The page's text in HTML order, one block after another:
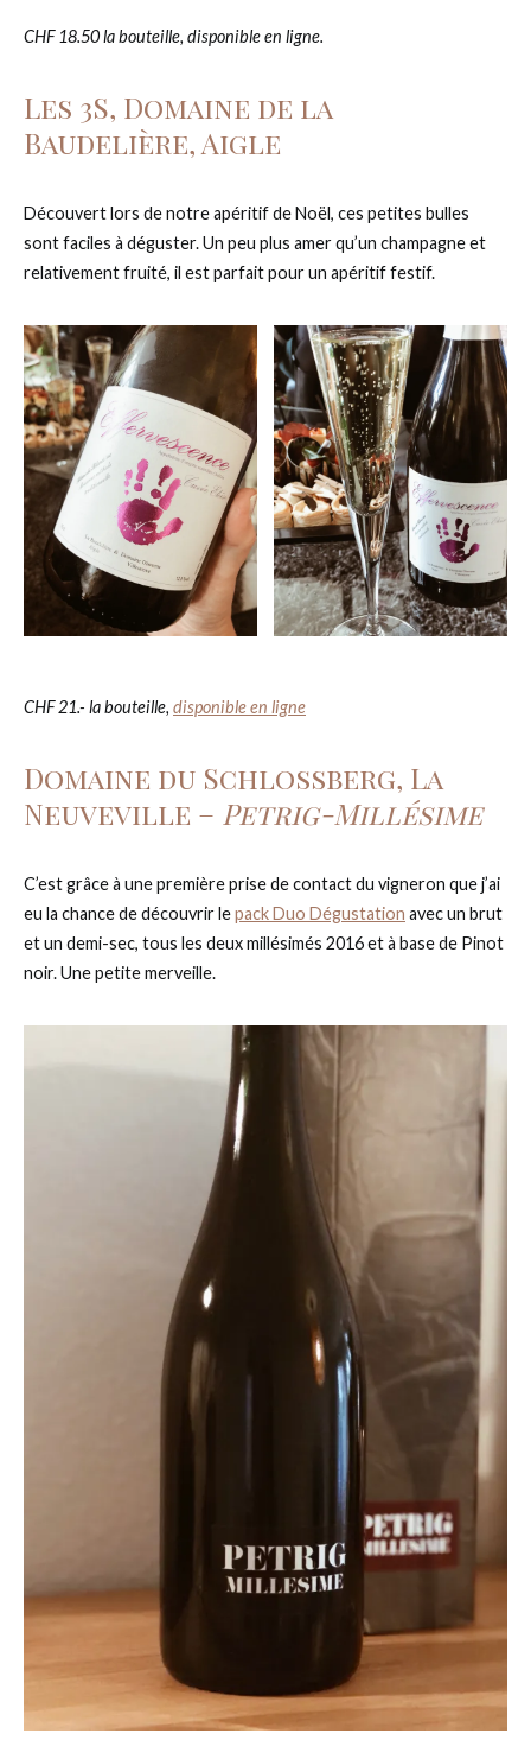
CHF 18.50 la bouteille, disponible en ligne.
Les 3S, Domaine de la
Baudelière, Aigle
Découvert lors de notre apéritif de Noël, ces petites bulles
sont faciles à déguster. Un peu plus amer qu’un champagne et
relativement fruité, il est parfait pour un apéritif festif.
CHF 21.- la bouteille, disponible en ligne
Domaine du Schlossberg, La
Neuveville – Petrig-Millésime
C’est grâce à une première prise de contact du vigneron que j’ai
eu la chance de découvrir lepack Duo Dégustation avec un brut
et un demi-sec, tous les deux millésimés 2016 et à base de Pinot
noir. Une petite merveille.